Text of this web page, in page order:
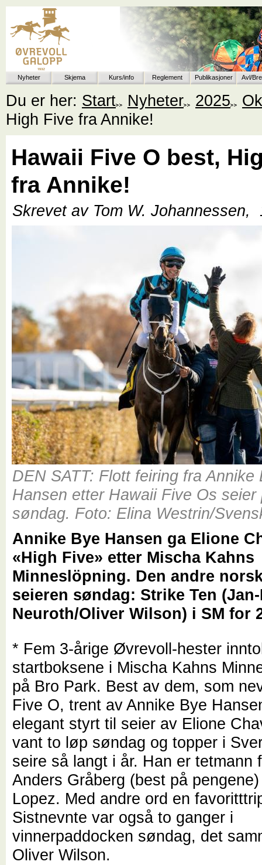
Nyheter Skjema Kurs/info Reglement Publikasjoner Avl/
Du er her: Start Nyheter 2025
High Five fra Annike!
Hawaii Five O best,
fra Annike!
Skrevet av Tom W. Johannessen,
DEN SATT: Flott feiring fra Annike
Hansen etter Hawaii Five Os seier
søndag. Foto: Elina Westrin/
Annike Bye Hansen ga Elione
«High Five» etter Mischa Kahns
Minneslöpning. Den andre
seieren søndag: Strike Ten
Neuroth/Oliver Wilson) i SM for
* Fem 3-årige Øvrevoll-hester
startboksene i Mischa Kahns
på Bro Park. Best av dem, som
Five O, trent av Annike Bye
elegant styrt til seier av Elione
vant to løp søndag og topper i
seire så langt i år. Han er tetmann
Anders Gråberg (best på
Lopez. Med andre ord en
Sistnevnte var også to ganger i
vinnerpaddocken søndag, det
Oliver Wilson.